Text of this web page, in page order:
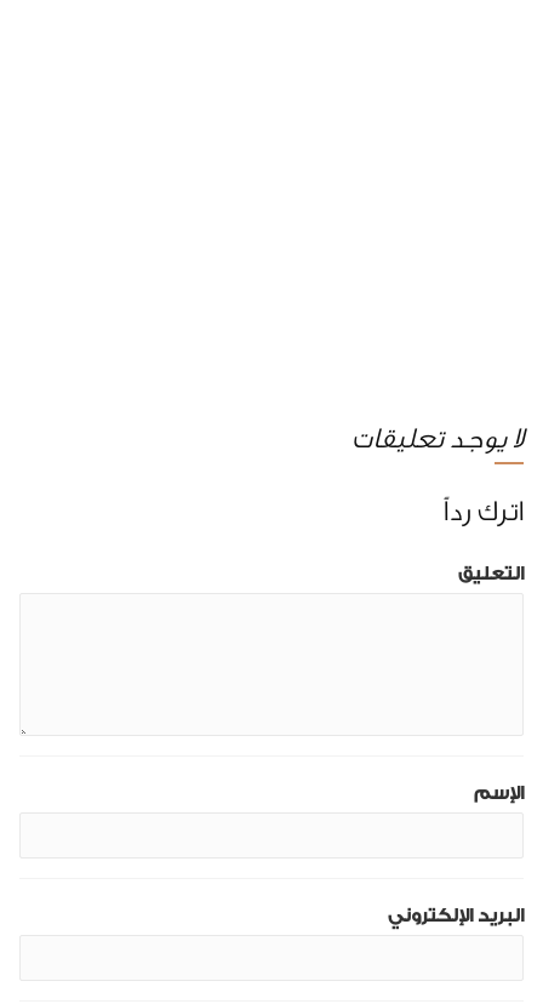
لا يوجد تعليقات
اترك رداً
التعليق
الإسم
البريد الإلكتروني